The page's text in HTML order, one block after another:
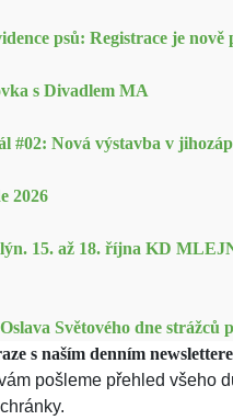
psů: Registrace je nově
s Divadlem MA
#02: Nová výstavba v
2026
15. až 18. října KD
Světového dne strážců
s naším denním
pošleme přehled všeho